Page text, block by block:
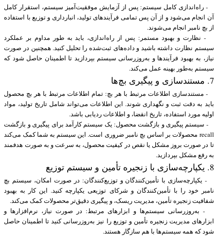
- راه‌اندازی کامل سیستم: پس از آزمایش موفقیت‌آمیز سیستم، استقرار کامل
آن انجام می‌شود و از آن پس تمامی فرآیندهای تولید، انبارداری و توزیع با استفاده
از بچ نامبر انجام می‌شوند.
- نظارت و بهبود مستمر: پس از راه‌اندازی، باید به طور مداوم بر عملکرد
سیستم نظارت داشته باشید و داده‌های ثبت‌شده را تحلیل کنید. همچنین در صورت
نیاز، به بهبود فرآیندها و به‌روزرسانی سیستم بپردازید تا اطمینان حاصل شود که
سیستم به‌طور بهینه عمل می‌کند.
7. مستندسازی و پیگیری بچ‌ها
- مستندسازی اطلاعات مرتبط با هر بچ: تمام اطلاعات مرتبط با هر بچ محصول
باید به دقت ثبت و نگهداری شوند. این اطلاعات می‌تواند شامل تاریخ تولید، مواد
اولیه مورد استفاده، تاریخ انقضا، و اطلاعات ردیابی باشد.
- سیستم پیگیری و بازگشت محصول: یک سیستم کارآمد برای پیگیری و بازگشت
recall محصولات بر اساس بچ نامبر ضروری است. این سیستم به شما کمک می‌کند
تا در صورت بروز مشکل یا نقص در کیفیت محصول، به سرعت و به صورت هدفمند
به رفع مشکل بپردازید.
8. یکپارچه‌سازی با زنجیره تأمین و سیستم توزیع
- یکپارچه‌سازی با تأمین‌کنندگان و توزیع‌کنندگان: در صورت امکان، سیستم بچ
نامبر خود را با تأمین‌کنندگان و شرکای توزیعی یکپارچه کنید. این کار به بهبود
شفافیت زنجیره تأمین، مدیریت ریسک، و پیگیری دقیق‌تر محصولات کمک می‌کند.
- به‌روزرسانی سیستم‌ها و ابزارهای مرتبط: در صورت نیاز، نرم‌افزارها و
ابزارهای مدیریت زنجیره تأمین و توزیع را نیز به‌روزرسانی کنید تا اطمینان حاصل
شود که همه سیستم‌ها با هم سازگار هستند.